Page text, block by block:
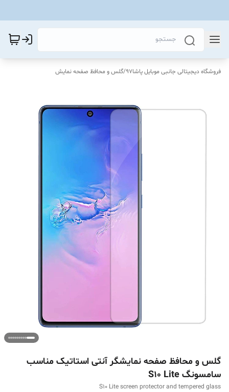
فروشگاه دیجیتالی جانبی موبایل پاشا97 /گلس و محافظ صفحه نمایش
گلس و محافظ صفحه نمایشگر آنتی استاتیک مناسب
سامسونگ S10 Lite
S10 Lite screen protector and tempered glass